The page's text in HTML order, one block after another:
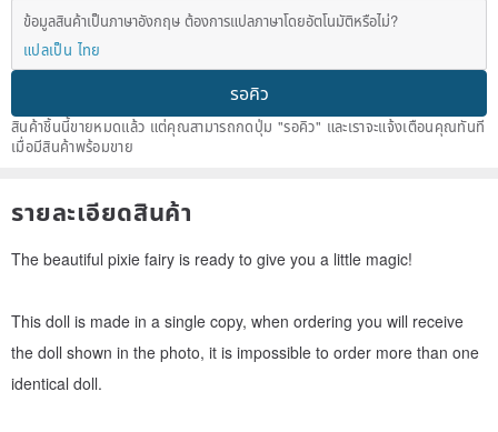
ข้อมูลสินค้าเป็นภาษาอังกฤษ ต้องการแปลภาษาโดยอัตโนมัติหรือไม่?
แปลเป็น ไทย
รอคิว
สินค้าชิ้นนี้ขายหมดแล้ว แต่คุณสามารถกดปุ่ม "รอคิว" และเราจะแจ้งเตือนคุณทันที
เมื่อมีสินค้าพร้อมขาย
รายละเอียดสินค้า
The beautiful pixie fairy is ready to give you a little magic!
This doll is made in a single copy, when ordering you will receive
the doll shown in the photo, it is impossible to order more than one
identical doll.